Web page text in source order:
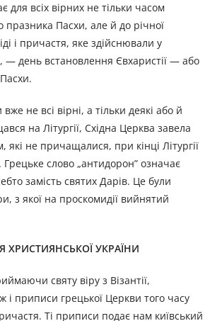
для всіх вірних не тільки часом
празника Пасхи, але й до річної
і причастя, яке здійс­нювали у
— день встановлення Євхаристії — або
не всі вірні, а тільки деякі або й
на Літургії, Східна Церква завела
не причащалися, при кінці Літургії
слово „антидорон” означає
замість святих Дарів. Це були
з якої на проскомидії вийнятий
ХРИСТИЯНСЬКОЇ УКРАЇНИ
святу віру з Візантії,
і приписи грецької Церкви того часу
Ті приписи подає нам київський